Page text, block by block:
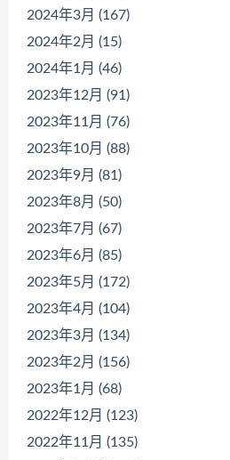
2024年3月 (167)
2024年2月 (15)
2024年1月 (46)
2023年12月 (91)
2023年11月 (76)
2023年10月 (88)
2023年9月 (81)
2023年8月 (50)
2023年7月 (67)
2023年6月 (85)
2023年5月 (172)
2023年4月 (104)
2023年3月 (134)
2023年2月 (156)
2023年1月 (68)
2022年12月 (123)
2022年11月 (135)